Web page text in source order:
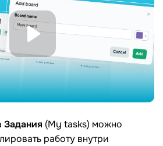
Задания (My tasks) можно
работу внутри